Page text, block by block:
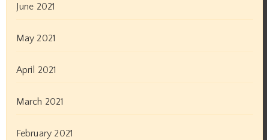
June 2021
May 2021
April 2021
March 2021
February 2021